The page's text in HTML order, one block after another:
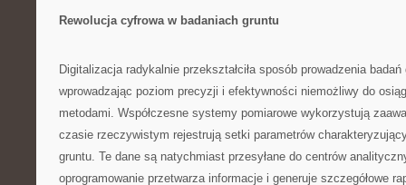
Rewolucja cyfrowa w badaniach gruntu
Digitalizacja radykalnie przekształciła sposób prowadzenia
wprowadzając poziom precyzji i efektywności niemożliwy do
metodami. Współczesne systemy pomiarowe wykorzystują
czasie rzeczywistym rejestrują setki parametrów
gruntu. Te dane są natychmiast przesyłane do centrów
oprogramowanie przetwarza informacje i generuje szczegółowe